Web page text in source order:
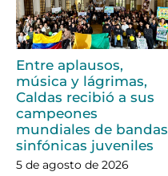
Entre aplausos,
música y lágrimas,
Caldas recibió a sus
campeones
mundiales de bandas
sinfónicas juveniles
5 de agosto de 2026